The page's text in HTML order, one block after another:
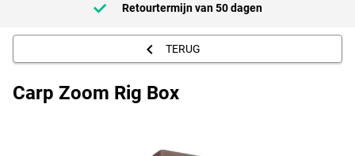
naar
Retourtermijn van 50 dagen
TERUG
Carp Zoom Rig Box